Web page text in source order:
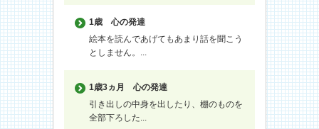
1歳
心の発達
絵本を読んであげてもあまり話を聞こう
としません。...
1歳3ヵ月
心の発達
引き出しの中身を出したり、棚のものを
全部下ろした...